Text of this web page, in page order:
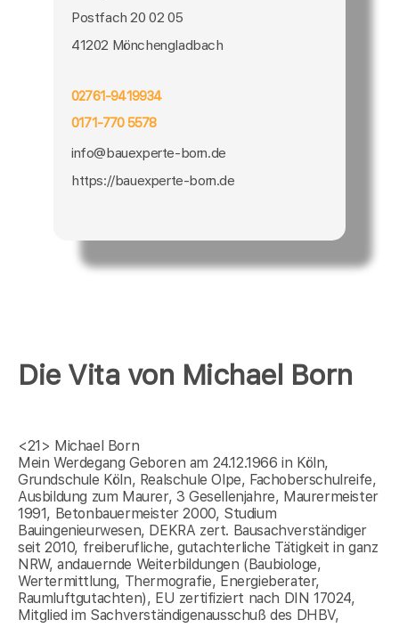
Die Vita von Michael Born
<21> Michael Born
Mein Werdegang Geboren am 24.12.1966 in Köln,
Grundschule Köln, Realschule Olpe, Fachoberschulreife,
Ausbildung zum Maurer, 3 Gesellenjahre, Maurermeister
1991, Betonbauermeister 2000, Studium
Bauingenieurwesen, DEKRA zert. Bausachverständiger
seit 2010, freiberufliche, gutachterliche Tätigkeit in ganz
NRW, andauernde Weiterbildungen (Baubiologe,
Wertermittlung, Thermografie, Energieberater,
Raumluftgutachten), EU zertifiziert nach DIN 17024,
Mitglied im Sachverständigenausschuß des DHBV,
Postfach 20 02 05
41202 Mönchengladbach
02761-9419934
0171-770 5578
info@bauexperte-born.de
https://bauexperte-born.de